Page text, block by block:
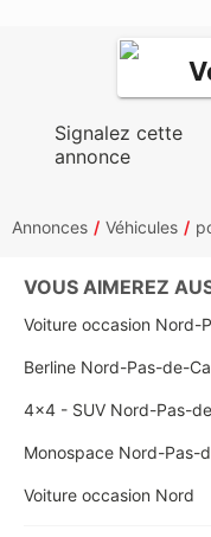
Signalez cette
annonce
Annonces Véhicules
VOUS AIMEREZ
Voiture occasion Nord-
Berline Nord-Pas-de-
4x4 - SUV Nord-Pas-
Monospace Nord-Pas-
Voiture occasion Nord